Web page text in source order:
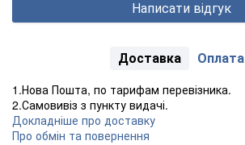
Написати відгук
Доставка Оплата
1.Нова Пошта, по тарифам перевізника.
2.Самовивіз з пункту видачі.
Докладніше про доставку
Про обмін та повернення